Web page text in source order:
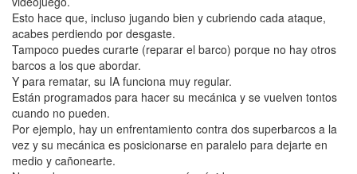
Esto hace que, incluso jugando bien y cubriendo cada ataque,
acabes perdiendo por desgaste.
Tampoco puedes curarte (reparar el barco) porque no hay otros
barcos a los que abordar.
Y para rematar, su IA funciona muy regular.
Están programados para hacer su mecánica y se vuelven tontos
cuando no pueden.
Por ejemplo, hay un enfrentamiento contra dos superbarcos a la
vez y su mecánica es posicionarse en paralelo para dejarte en
medio y cañonearte.